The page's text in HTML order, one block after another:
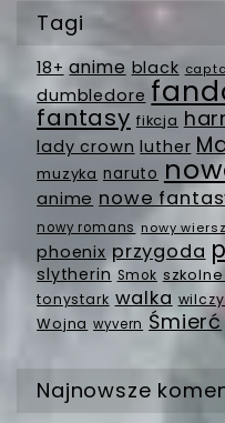
Tagi
18+ anime black
dumbledore
fantasy fikcja
lady crown luther
muzyka naruto
anime nowe
nowy romans nowy wiersz
phoenix przygoda
slytherin Smok
tonystark walka
Wojna wyvern Śmierć
Najnowsze